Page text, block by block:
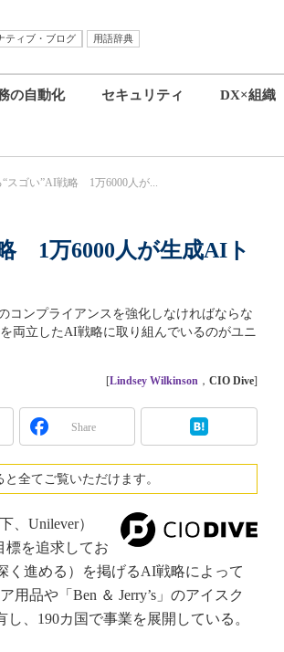
ティブ・ブログ
用語辞典
の自動化 セキュリティ DX×組織
スゴい”AI戦略 1万6000人が...
1万6000人が生成AIト
コンプライアンスを強化しなければならな
両立したAI戦略に取り組んでいるのがユニ
[Lindsey Wilkinson ， CIO Dive]
Share
全てご覧いただけます。
、Unilever）
標を追求してお
く進める）を掲げるAI戦略によって
品や「Ben ＆ Jerry’s」のアイスク
、190カ国で事業を展開している。